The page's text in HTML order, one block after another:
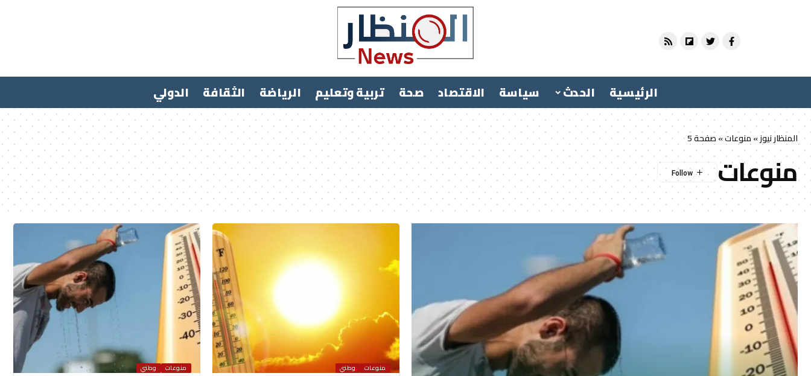
الرئيسية الحدث سياسة الاقتصاد صحة تربية وتعليم الرياضة الثقافة الدولي
المنظار نيوز»منوعات»صفحة 5
منوعات
منوعات وطني منوعات وطني